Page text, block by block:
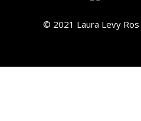
© 2021 Laura Levy